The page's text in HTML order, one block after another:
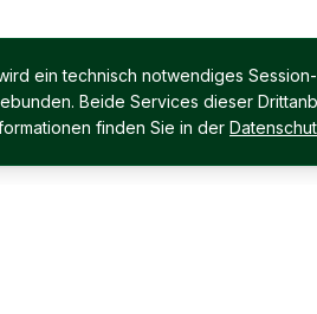
ein technisch notwendiges
Beide Services dieser
finden Sie in der